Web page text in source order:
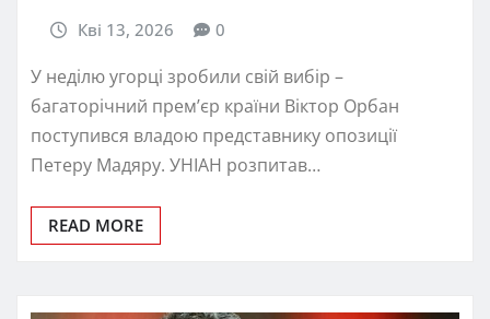
Кві 13, 2026 0
У неділю угорці зробили свій вибір –
багаторічний прем’єр країни Віктор Орбан
поступився владою представнику опозиції
Петеру Мадяру. УНІАН розпитав…
READ MORE